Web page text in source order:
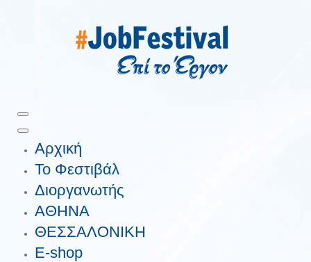
Αρχική
Το Φεστιβάλ
Διοργανωτής
ΑΘΗΝΑ
ΘΕΣΣΑΛΟΝΙΚΗ
E-shop